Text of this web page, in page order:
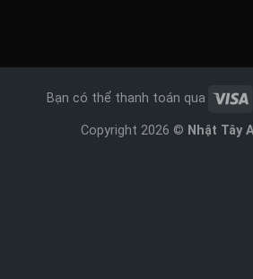
Bạn có thể thanh toán qua
Copyright 2026 © Nhật Tây